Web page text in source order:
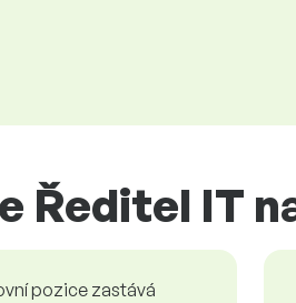
Ředitel IT
pozice zastává